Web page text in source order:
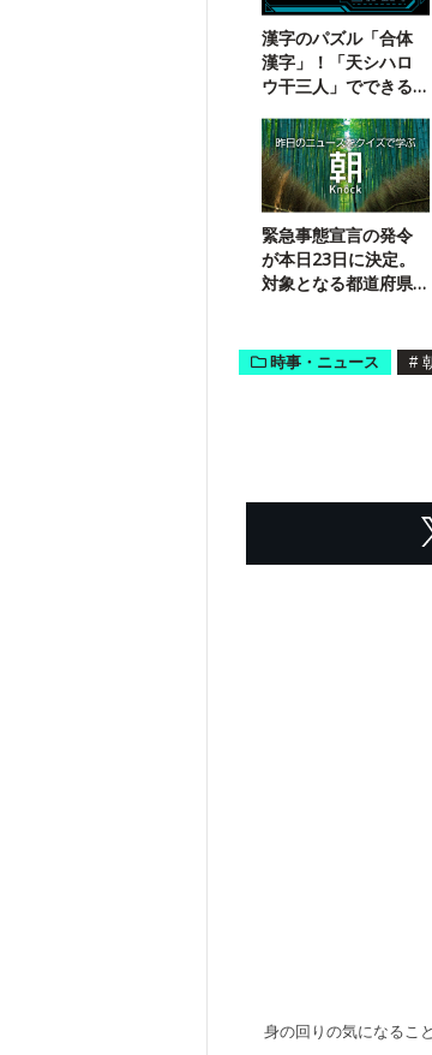
漢字のパズル「合体
漢字」！「天シハロ
ウ干三人」でできる
緊急事態宣言の発令
が本日23日に決定。
対象となる都道府県
時事・ニュース #
身の回りの気になるこ